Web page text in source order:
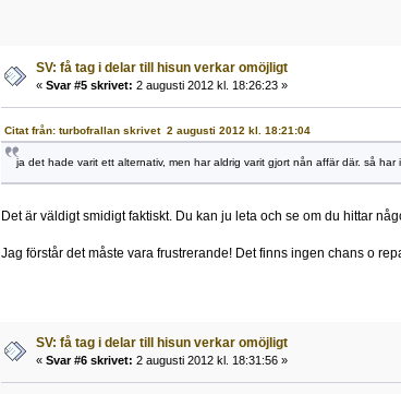
SV: få tag i delar till hisun verkar omöjligt
« Svar #5 skrivet: 2 augusti 2012 kl. 18:26:23 »
Citat från: turbofrallan skrivet 2 augusti 2012 kl. 18:21:04
ja det hade varit ett alternativ, men har aldrig varit gjort nån affär där. så
Det är väldigt smidigt faktiskt. Du kan ju leta och se om du hittar
Jag förstår det måste vara frustrerande! Det finns ingen chans o
SV: få tag i delar till hisun verkar omöjligt
« Svar #6 skrivet: 2 augusti 2012 kl. 18:31:56 »